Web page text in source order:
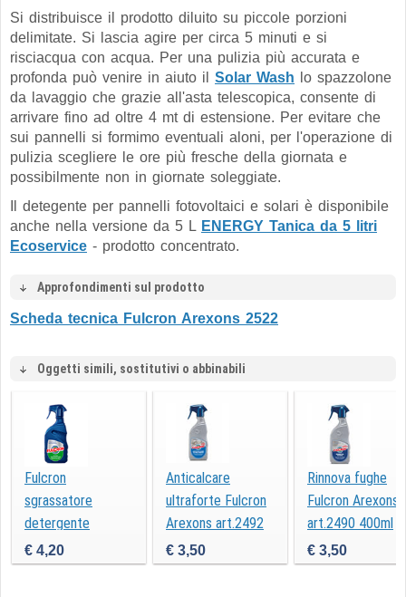
Si distribuisce il prodotto diluito su piccole porzioni
delimitate. Si lascia agire per circa 5 minuti e si
risciacqua con acqua. Per una pulizia più accurata e
profonda può venire in aiuto il Solar Wash lo spazzolone
da lavaggio che grazie all'asta telescopica, consente di
arrivare fino ad oltre 4 mt di estensione. Per evitare che
sui pannelli si formimo eventuali aloni, per l'operazione di
pulizia scegliere le ore più fresche della giornata e
possibilmente non in giornate soleggiate.
Il detegente per pannelli fotovoltaici e solari è disponibile
anche nella versione da 5 L ENERGY Tanica da 5 litri
Ecoservice - prodotto concentrato.
Approfondimenti sul prodotto
Scheda tecnica Fulcron Arexons 2522
Oggetti simili, sostitutivi o abbinabili
Fulcron
sgrassatore
detergente
concentrato spray
0,5L
€ 4,20
Anticalcare
ultraforte Fulcron
Arexons art.2492
500ml
€ 3,50
Rinnova fughe
Fulcron Arexons
art.2490 400ml
€ 3,50